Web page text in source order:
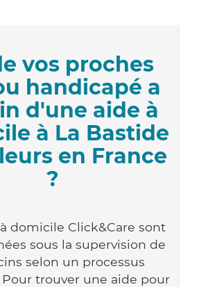
vos proches
handicapé a
d'une aide à
à La Bastide
en France
?
domicile Click&Care sont
sous la supervision de
selon un processus
trouver une aide pour